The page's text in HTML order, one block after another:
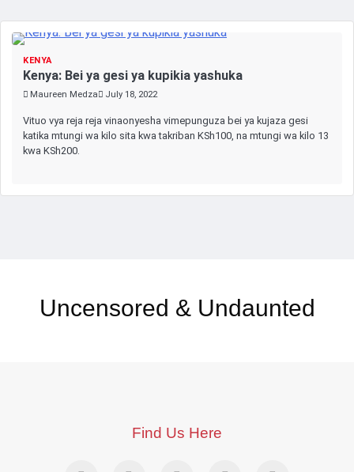
KENYA
Kenya: Bei ya gesi ya kupikia yashuka
Maureen Medza July 18, 2022
Vituo vya reja reja vinaonyesha vimepunguza bei ya kujaza gesi
katika mtungi wa kilo sita kwa takriban KSh100, na mtungi wa kilo 13
kwa KSh200.
Uncensored & Undaunted
Find Us Here